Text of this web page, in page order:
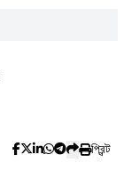
প্রিন্ট